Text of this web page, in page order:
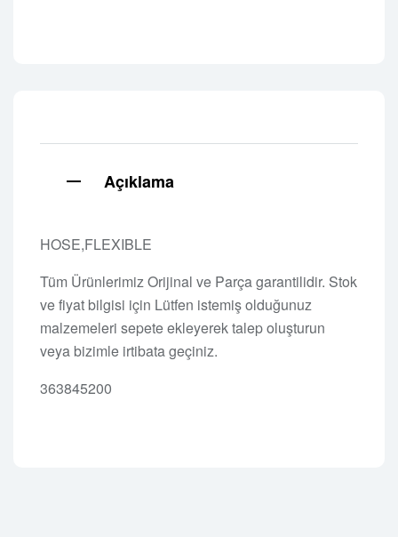
Açıklama
HOSE,FLEXIBLE
Tüm Ürünlerimiz Orijinal ve Parça garantilidir. Stok
ve fiyat bilgisi için Lütfen istemiş olduğunuz
malzemeleri sepete ekleyerek talep oluşturun
veya bizimle irtibata geçiniz.
363845200